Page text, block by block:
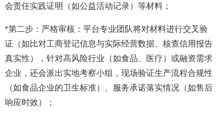
会责任实践证明（如公益活动记录）等材料；
*第二步：严格审核：平台专业团队将对材料进行交叉验
证（如比对工商登记信息与实际经营数据、核查信用报告
真实性），针对高风险行业（如食品、医疗）或融资需求
企业，还会派出实地考察小组，现场验证生产流程合规性
（如食品企业的卫生标准）、服务承诺落实情况（如售后
响应时效）；